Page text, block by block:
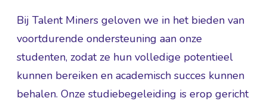
Bij Talent Miners geloven we in het bieden van
voortdurende ondersteuning aan onze
studenten, zodat ze hun volledige potentieel
kunnen bereiken en academisch succes kunnen
behalen. Onze studiebegeleiding is erop gericht